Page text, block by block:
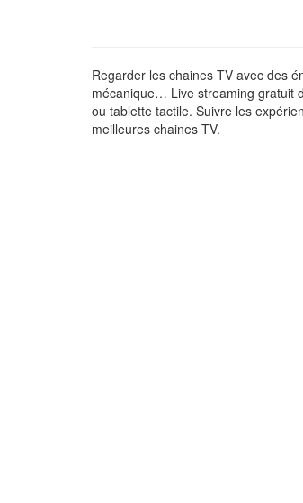
Regarder les chaines TV avec des
mécanique… Live streaming gratuit
ou tablette tactile. Suivre les
meilleures chaines TV.